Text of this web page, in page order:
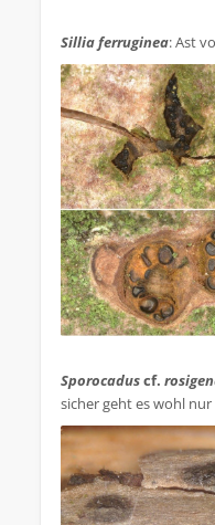
Sillia ferruginea: Ast
Sporocaduscf.
sicher geht es wohl